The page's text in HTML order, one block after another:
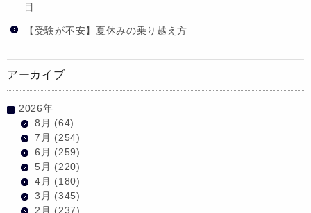
目
【受験が不安】夏休みの乗り越え方
アーカイブ
2026年
8月 (64)
7月 (254)
6月 (259)
5月 (220)
4月 (180)
3月 (345)
2月 (237)